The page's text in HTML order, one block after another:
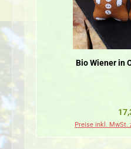
Bio Wiener in
Preise inkl. MwSt.